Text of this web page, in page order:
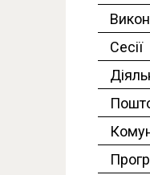
Сесії